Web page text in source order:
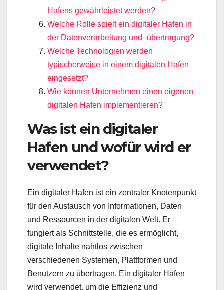
Hafens gewährleistet werden?
Welche Rolle spielt ein digitaler Hafen in
der Datenverarbeitung und -übertragung?
Welche Technologien werden
typischerweise in einem digitalen Hafen
eingesetzt?
Wie können Unternehmen einen eigenen
digitalen Hafen implementieren?
Was ist ein digitaler
Hafen und wofür wird er
verwendet?
Ein digitaler Hafen ist ein zentraler Knotenpunkt
für den Austausch von Informationen, Daten
und Ressourcen in der digitalen Welt. Er
fungiert als Schnittstelle, die es ermöglicht,
digitale Inhalte nahtlos zwischen
verschiedenen Systemen, Plattformen und
Benutzern zu übertragen. Ein digitaler Hafen
wird verwendet, um die Effizienz und